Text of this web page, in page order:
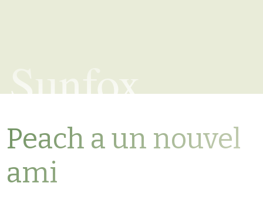
Sunfox
Peach a un nouvel
ami